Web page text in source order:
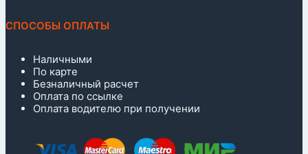
СПОСОБЫ ОПЛАТЫ
Наличными
По карте
Безналичный расчет
Оплата по ссылке
Оплата водителю при получении